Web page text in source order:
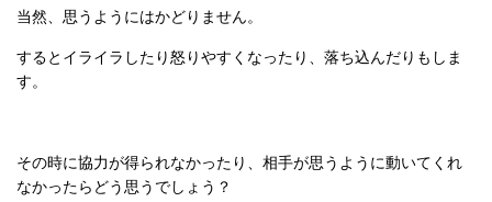
当然、思うようにはかどりません。
するとイライラしたり怒りやすくなったり、落ち込んだりもしま
す。
その時に協力が得られなかったり、相手が思うように動いてくれ
なかったらどう思うでしょう？